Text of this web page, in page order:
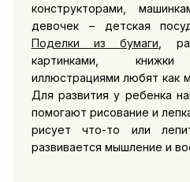
конструкторами,
девочек – детская
Поделки из бумаги ,
картинками,
иллюстрациями любят как
Для развития у ребенка
помогают рисование и
рисует что-то или
развивается мышление и